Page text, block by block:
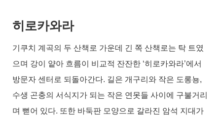
히로카와라
기쿠치 계곡의 두 산책로 가운데 긴 쪽 산책로는 탁 트였
으며 강이 얕아 흐름이 비교적 잔잔한 ‘히로카와라’에서
방문자 센터로 되돌아간다. 길은 개구리와 작은 도롱뇽,
수생 곤충의 서식지가 되는 작은 연못들 사이에 구불거리
며 뻗어 있다. 또한 바둑판 모양으로 갈라진 암석 지대가